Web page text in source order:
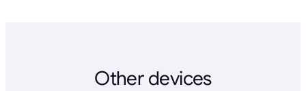
Other devices